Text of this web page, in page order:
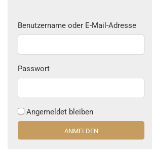
Benutzername oder E-Mail-Adresse
Passwort
Angemeldet bleiben